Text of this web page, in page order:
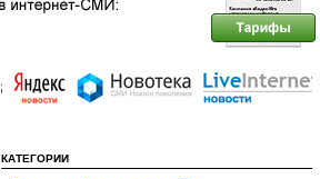
КАТЕГОРИИ